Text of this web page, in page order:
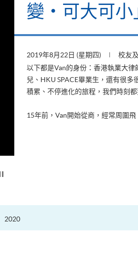
變‧可大可小
2019年8月22日 (星期四) 校友
以下都是Van的身份：香港執業大
兒、HKU SPACE畢業生，還有很
積累、不停進化的旅程，我們時刻
15年前，Van開始從商，經常周圍
2020